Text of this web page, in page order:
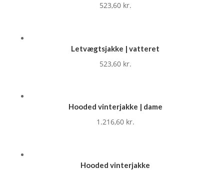
523,60 kr.
Letvægtsjakke | vatteret
523,60 kr.
Hooded vinterjakke | dame
1.216,60 kr.
Hooded vinterjakke